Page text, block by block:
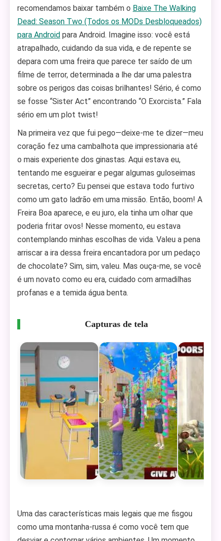
recomendamos baixar também o Baixe The Walking
Dead: Season Two (Todos os MODs Desbloqueados)
para Android para Android. Imagine isso: você está
atrapalhado, cuidando da sua vida, e de repente se
depara com uma freira que parece ter saído de um
filme de terror, determinada a lhe dar uma palestra
sobre os perigos das coisas brilhantes! Sério, é como
se fosse “Sister Act” encontrando “O Exorcista.” Fala
sério em um plot twist!
Na primeira vez que fui pego—deixe-me te dizer—meu
coração fez uma cambalhota que impressionaria até
o mais experiente dos ginastas. Aqui estava eu,
tentando me esgueirar e pegar algumas guloseimas
secretas, certo? Eu pensei que estava todo furtivo
como um gato ladrão em uma missão. Então, boom! A
Freira Boa aparece, e eu juro, ela tinha um olhar que
poderia fritar ovos! Nesse momento, eu estava
contemplando minhas escolhas de vida. Valeu a pena
arriscar a ira dessa freira encantadora por um pedaço
de chocolate? Sim, sim, valeu. Mas ouça-me, se você
é um novato como eu era, cuidado com armadilhas
profanas e a temida água benta.
Capturas de tela
Uma das características mais legais que me fisgou
como uma montanha-russa é como você tem que